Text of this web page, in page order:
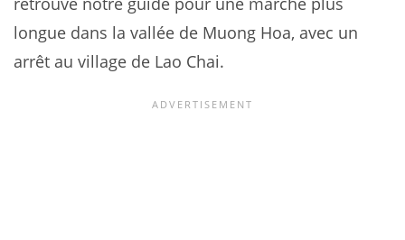
longue dans la vallée de Muong Hoa, avec un
arrêt au village de Lao Chai.